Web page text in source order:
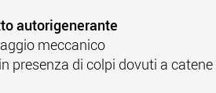
autorigenerante
meccanico
presenza di colpi dovuti a